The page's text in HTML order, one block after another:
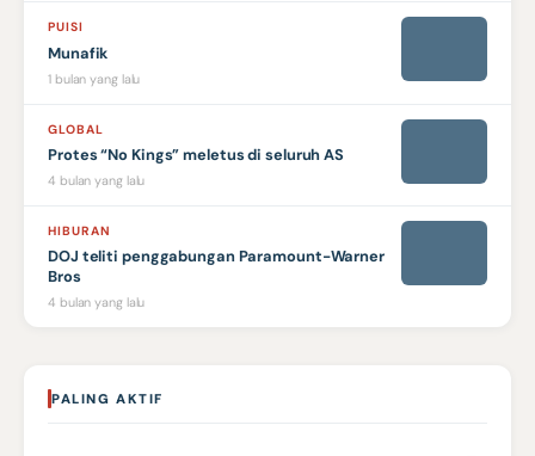
PUISI
Munafik
1 bulan yang lalu
GLOBAL
Protes “No Kings” meletus di seluruh AS
4 bulan yang lalu
HIBURAN
DOJ teliti penggabungan Paramount-Warner
Bros
4 bulan yang lalu
PALING AKTIF